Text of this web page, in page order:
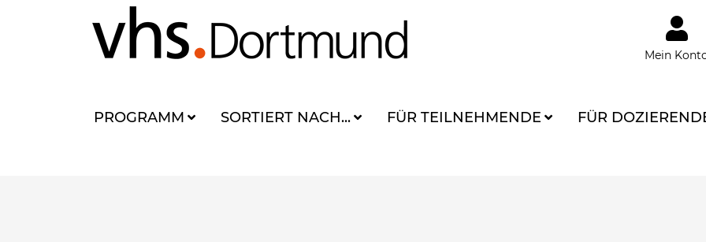
Mein
PROGRAMM SORTIERT NACH... FÜR TEILNEHMENDE FÜR